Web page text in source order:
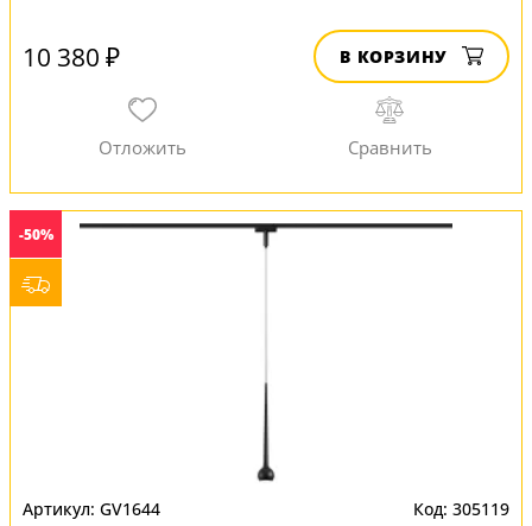
10 380 ₽ В КОРЗИНУ
-50%
GV1644 305119